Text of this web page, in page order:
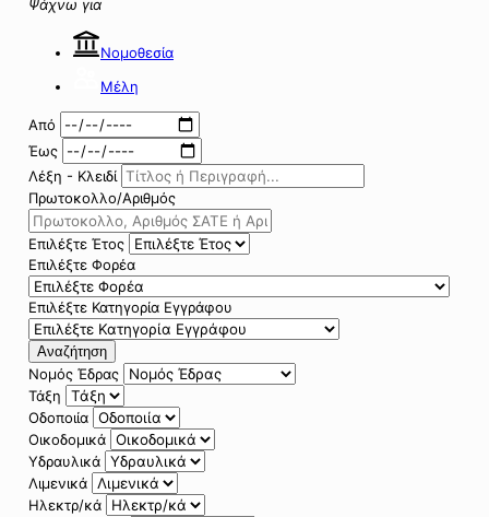
Ψάχνω για
Νομοθεσία
Μέλη
Από
Έως
Λέξη - Κλειδί
Πρωτοκολλο/Αριθμός
Επιλέξτε Έτος
Επιλέξτε Φορέα
Επιλέξτε Κατηγορία Εγγράφου
Αναζήτηση
Νομός Έδρας
Τάξη
Οδοποιία
Οικοδομικά
Υδραυλικά
Λιμενικά
Ηλεκτρ/κά